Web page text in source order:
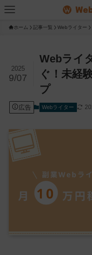
ホーム 記事一覧 Webライター
Webライ
ぐ！未経
プ
2025
9/07
広告 Webライター